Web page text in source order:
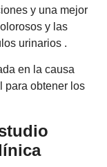
y una mejor
y las
urinarios .
en la causa
para obtener los